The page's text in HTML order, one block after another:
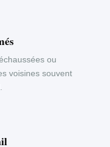
ou
voisines souvent